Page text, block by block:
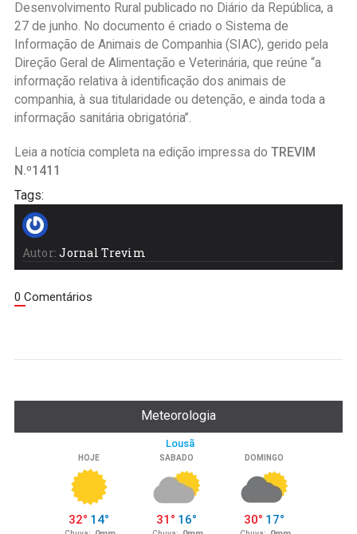
Desenvolvimento Rural publicado no Diário da República, a
27 de junho. No documento é criado o Sistema de
Informação de Animais de Companhia (SIAC), gerido pela
Direção Geral de Alimentação e Veterinária, que reúne “a
informação relativa à identificação dos animais de
companhia, à sua titularidade ou detenção, e ainda toda a
informação sanitária obrigatória”.
Leia a notícia completa na edição impressa do TREVIM
N.º1411
Tags:
Autor: Jornal Trevim
0 Comentários
Meteorologia